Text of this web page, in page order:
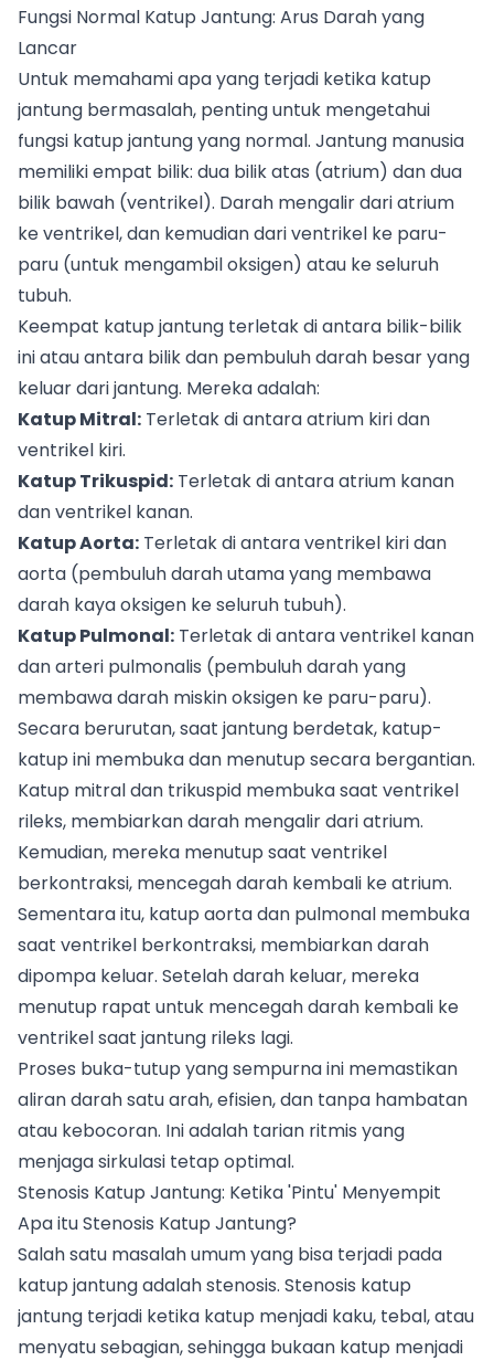
Fungsi Normal Katup Jantung: Arus Darah yang
Lancar
Untuk memahami apa yang terjadi ketika katup
jantung bermasalah, penting untuk mengetahui
fungsi katup jantung yang normal. Jantung manusia
memiliki empat bilik: dua bilik atas (atrium) dan dua
bilik bawah (ventrikel). Darah mengalir dari atrium
ke ventrikel, dan kemudian dari ventrikel ke paru-
paru (untuk mengambil oksigen) atau ke seluruh
tubuh.
Keempat katup jantung terletak di antara bilik-bilik
ini atau antara bilik dan pembuluh darah besar yang
keluar dari jantung. Mereka adalah:
Katup Mitral: Terletak di antara atrium kiri dan
ventrikel kiri.
Katup Trikuspid: Terletak di antara atrium kanan
dan ventrikel kanan.
Katup Aorta: Terletak di antara ventrikel kiri dan
aorta (pembuluh darah utama yang membawa
darah kaya oksigen ke seluruh tubuh).
Katup Pulmonal: Terletak di antara ventrikel kanan
dan arteri pulmonalis (pembuluh darah yang
membawa darah miskin oksigen ke paru-paru).
Secara berurutan, saat jantung berdetak, katup-
katup ini membuka dan menutup secara bergantian.
Katup mitral dan trikuspid membuka saat ventrikel
rileks, membiarkan darah mengalir dari atrium.
Kemudian, mereka menutup saat ventrikel
berkontraksi, mencegah darah kembali ke atrium.
Sementara itu, katup aorta dan pulmonal membuka
saat ventrikel berkontraksi, membiarkan darah
dipompa keluar. Setelah darah keluar, mereka
menutup rapat untuk mencegah darah kembali ke
ventrikel saat jantung rileks lagi.
Proses buka-tutup yang sempurna ini memastikan
aliran darah satu arah, efisien, dan tanpa hambatan
atau kebocoran. Ini adalah tarian ritmis yang
menjaga sirkulasi tetap optimal.
Stenosis Katup Jantung: Ketika 'Pintu' Menyempit
Apa itu Stenosis Katup Jantung?
Salah satu masalah umum yang bisa terjadi pada
katup jantung adalah stenosis. Stenosis katup
jantung terjadi ketika katup menjadi kaku, tebal, atau
menyatu sebagian, sehingga bukaan katup menjadi